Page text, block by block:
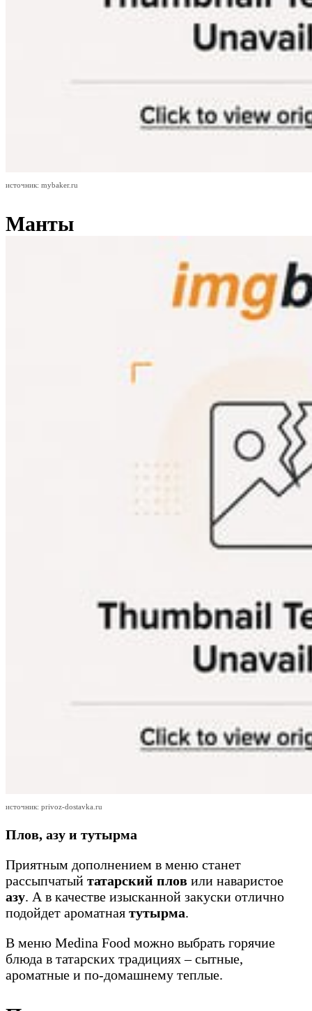
источник: mybaker.ru
Манты
источник: privoz-dostavka.ru
Плов, азу и тутырма
Приятным дополнением в меню станет
рассыпчатый татарский плов или наваристое
азу. А в качестве изысканной закуски отлично
подойдет ароматная тутырма.
В меню Medina Food можно выбрать горячие
блюда в татарских традициях – сытные,
ароматные и по-домашнему теплые.